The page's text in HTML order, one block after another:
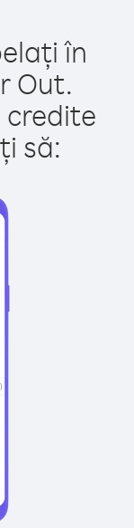
în
Out.
credite
să: